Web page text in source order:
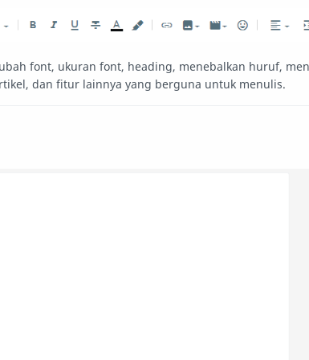
font, ukuran font, heading, menebalkan huruf,
dan fitur lainnya yang berguna untuk menulis.